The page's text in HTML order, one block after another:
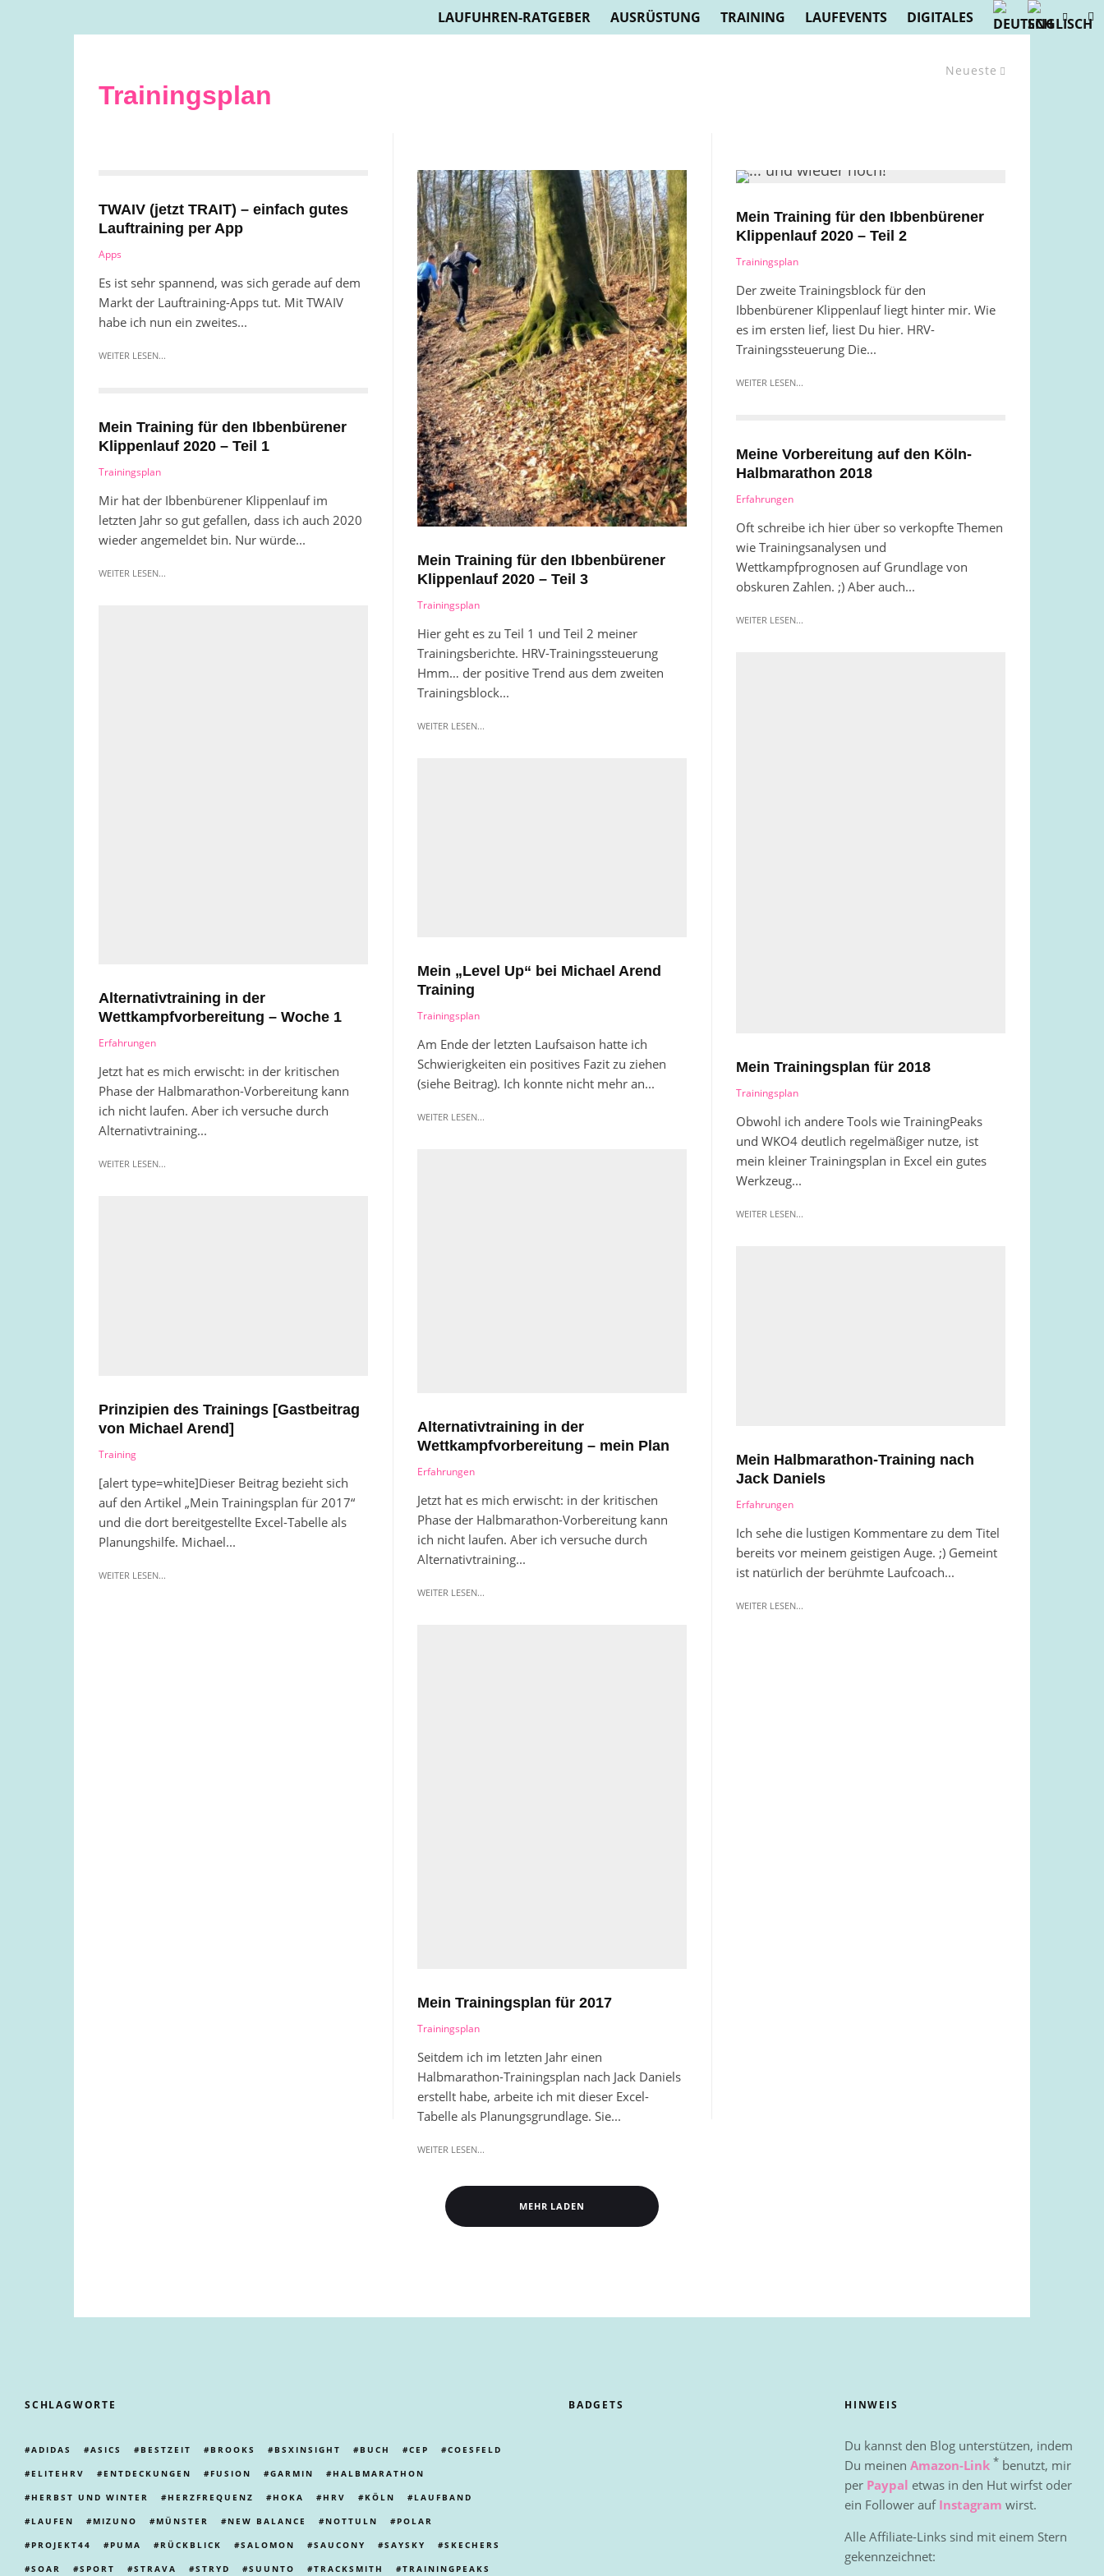
LAUFUHREN-RATGEBER AUSRÜSTUNG TRAINING LAUFEVENTS DIGITALES
Neueste
Trainingsplan
TWAIV (jetzt TRAIT) – einfach gutes
Lauftraining per App
Apps
Es ist sehr spannend, was sich gerade auf dem
Markt der Lauftraining-Apps tut. Mit TWAIV
habe ich nun ein zweites...
WEITER LESEN...
Mein Training für den Ibbenbürener
Klippenlauf 2020 – Teil 1
Trainingsplan
Mir hat der Ibbenbürener Klippenlauf im
letzten Jahr so gut gefallen, dass ich auch 2020
wieder angemeldet bin. Nur würde...
WEITER LESEN...
Alternativtraining in der
Wettkampfvorbereitung – Woche 1
Erfahrungen
Jetzt hat es mich erwischt: in der kritischen
Phase der Halbmarathon-Vorbereitung kann
ich nicht laufen. Aber ich versuche durch
Alternativtraining...
WEITER LESEN...
Prinzipien des Trainings [Gastbeitrag
von Michael Arend]
Training
[alert type=white]Dieser Beitrag bezieht sich
auf den Artikel „Mein Trainingsplan für 2017“
und die dort bereitgestellte Excel-Tabelle als
Planungshilfe. Michael...
WEITER LESEN...
Mein Training für den Ibbenbürener
Klippenlauf 2020 – Teil 3
Trainingsplan
Hier geht es zu Teil 1 und Teil 2 meiner
Trainingsberichte. HRV-Trainingssteuerung
Hmm… der positive Trend aus dem zweiten
Trainingsblock...
WEITER LESEN...
Mein „Level Up“ bei Michael Arend
Training
Trainingsplan
Am Ende der letzten Laufsaison hatte ich
Schwierigkeiten ein positives Fazit zu ziehen
(siehe Beitrag). Ich konnte nicht mehr an...
WEITER LESEN...
Alternativtraining in der
Wettkampfvorbereitung – mein Plan
Erfahrungen
Jetzt hat es mich erwischt: in der kritischen
Phase der Halbmarathon-Vorbereitung kann
ich nicht laufen. Aber ich versuche durch
Alternativtraining...
WEITER LESEN...
Mein Trainingsplan für 2017
Trainingsplan
Seitdem ich im letzten Jahr einen
Halbmarathon-Trainingsplan nach Jack Daniels
erstellt habe, arbeite ich mit dieser Excel-
Tabelle als Planungsgrundlage. Sie...
WEITER LESEN...
Mein Training für den Ibbenbürener
Klippenlauf 2020 – Teil 2
Trainingsplan
Der zweite Trainingsblock für den
Ibbenbürener Klippenlauf liegt hinter mir. Wie
es im ersten lief, liest Du hier. HRV-
Trainingssteuerung Die...
WEITER LESEN...
Meine Vorbereitung auf den Köln-
Halbmarathon 2018
Erfahrungen
Oft schreibe ich hier über so verkopfte Themen
wie Trainingsanalysen und
Wettkampfprognosen auf Grundlage von
obskuren Zahlen. ;) Aber auch...
WEITER LESEN...
Mein Trainingsplan für 2018
Trainingsplan
Obwohl ich andere Tools wie TrainingPeaks
und WKO4 deutlich regelmäßiger nutze, ist
mein kleiner Trainingsplan in Excel ein gutes
Werkzeug...
WEITER LESEN...
Mein Halbmarathon-Training nach
Jack Daniels
Erfahrungen
Ich sehe die lustigen Kommentare zu dem Titel
bereits vor meinem geistigen Auge. ;) Gemeint
ist natürlich der berühmte Laufcoach...
WEITER LESEN...
MEHR LADEN
SCHLAGWORTE
ADIDAS ASICS BESTZEIT BROOKS BSXINSIGHT BUCH CEP COESFELD
ELITEHRV ENTDECKUNGEN FUSION GARMIN HALBMARATHON
HERBST UND WINTER HERZFREQUENZ HOKA HRV KÖLN LAUFBAND
LAUFEN MIZUNO MÜNSTER NEW BALANCE NOTTULN POLAR
PROJEKT44 PUMA RÜCKBLICK SALOMON SAUCONY SAYSKY SKECHERS
SOAR SPORT STRAVA STRYD SUUNTO TRACKSMITH TRAININGPEAKS
BADGETS HINWEIS
Du kannst den Blog unterstützen, indem
Du meinen Amazon-Link * benutzt, mir
per Paypal etwas in den Hut wirfst oder
ein Follower auf Instagram wirst.
Alle Affiliate-Links sind mit einem Stern
gekennzeichnet: